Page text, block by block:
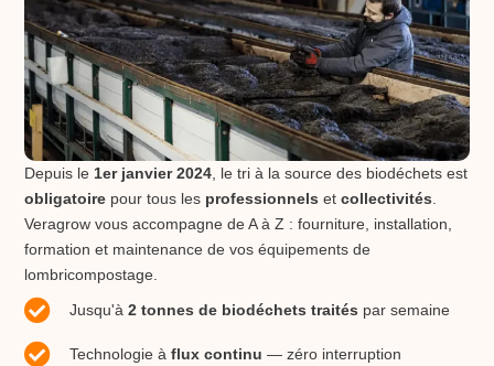
Depuis le 1er janvier 2024 , le tri à la source des biodéchets est
obligatoire pour tous les professionnels etcollectivités
Veragrow vous accompagne de A à Z : fourniture, installation,
formation et maintenance de vos équipements de
lombricompostage.
Jusqu'à2 tonnes de biodéchets traités par semaine
Technologie àflux continu — zéro interruption